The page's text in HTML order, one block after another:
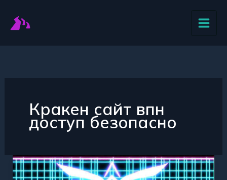
содержимому
Кракен сайт впн
доступ безопасно
Надежный
VPN